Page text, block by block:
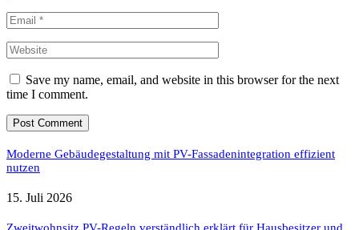
Save my name, email, and website in this browser for the next
time I comment.
Moderne Gebäudegestaltung mit PV-Fassadenintegration effizient
nutzen
15. Juli 2026